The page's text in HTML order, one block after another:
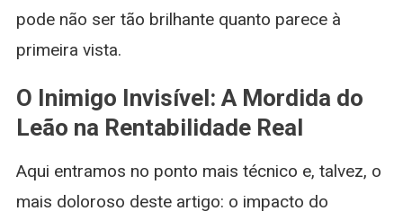
pode não ser tão brilhante quanto parece à
primeira vista.
O Inimigo Invisível: A Mordida do
Leão na Rentabilidade Real
Aqui entramos no ponto mais técnico e, talvez, o
mais doloroso deste artigo: o impacto do